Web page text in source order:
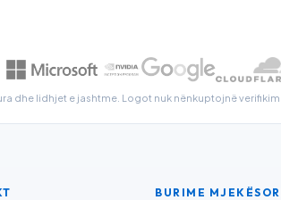
dhe lidhjet e jashtme. Logot nuk nënkuptojnë
BURIME